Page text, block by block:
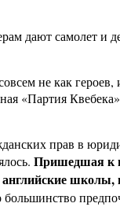
дают самолет и
не как
«Партия
прав в
Пришедшая к
школы,